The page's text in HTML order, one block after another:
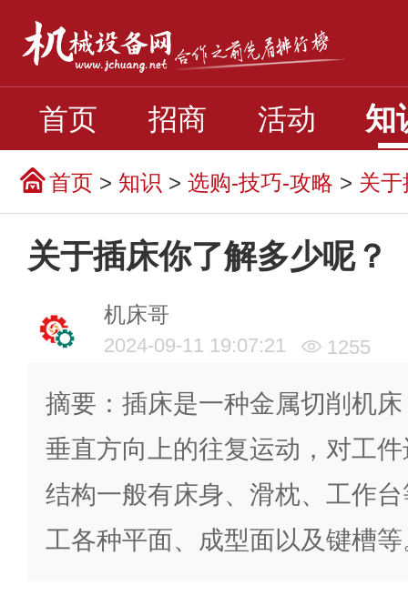
首页 招商 活动 知
首页 > 知识 > 选购-技巧-攻略 > 关
关于插床你了解多少呢？
机床哥
2024-09-11 19:07:21 1255
摘要：插床是一种金属切削机
垂直方向上的往复运动，对工
结构一般有床身、滑枕、工作
工各种平面、成型面以及键槽等